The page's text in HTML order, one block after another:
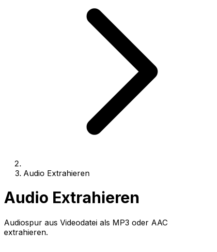
Audio Extrahieren
Audio Extrahieren
Audiospur aus Videodatei als MP3 oder AAC
extrahieren.